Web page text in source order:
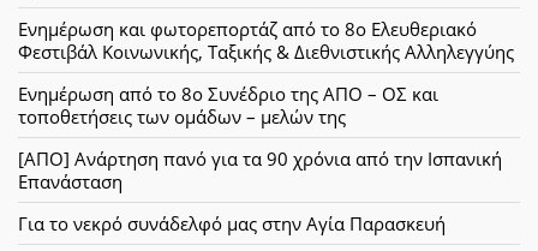
Ενημέρωση και φωτορεπορτάζ από το 8ο Ελευθεριακό
Φεστιβάλ Κοινωνικής, Ταξικής & Διεθνιστικής Αλληλεγγύης
Ενημέρωση από το 8ο Συνέδριο της ΑΠΟ – ΟΣ και
τοποθετήσεις των ομάδων – μελών της
[ΑΠΟ] Ανάρτηση πανό για τα 90 χρόνια από την Ισπανική
Επανάσταση
Για το νεκρό συνάδελφό μας στην Αγία Παρασκευή